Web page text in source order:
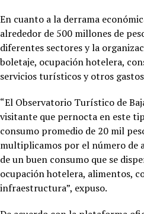
En cuanto a la derrama
alrededor de 500 millones de
diferentes sectores y la
boletaje, ocupación hotelera,
servicios turísticos y otros
“El Observatorio Turístico de
visitante que pernocta en este
consumo promedio de 20 mil
multiplicamos por el número de
de un buen consumo que se
ocupación hotelera, alimentos,
infraestructura”, expuso.